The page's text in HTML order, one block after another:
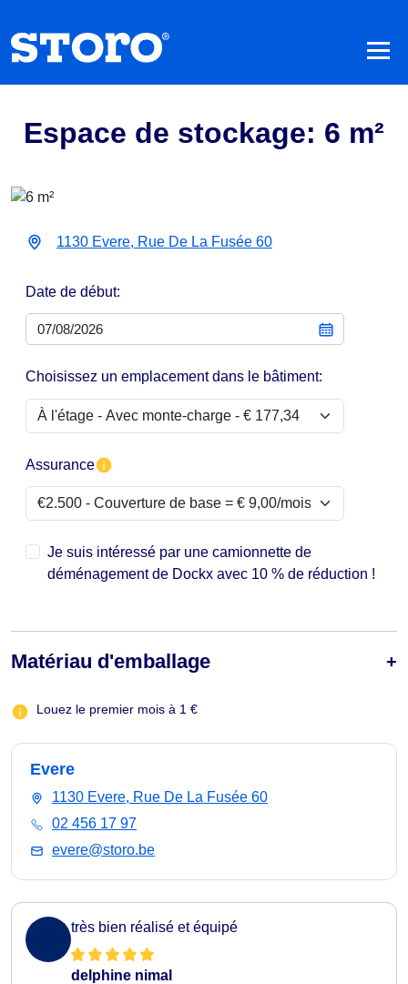
Espace de stockage: 6 m²
1130 Evere, Rue De La Fusée 60
Date de début:
Choisissez un emplacement dans le bâtiment:
Assurance
Je suis intéressé par une camionnette de
déménagement de Dockx avec 10 % de réduction !
Matériau d'emballage
Louez le premier mois à 1 €
Evere
1130 Evere, Rue De La Fusée 60
02 456 17 97
evere@storo.be
très bien réalisé et équipé
delphine nimal